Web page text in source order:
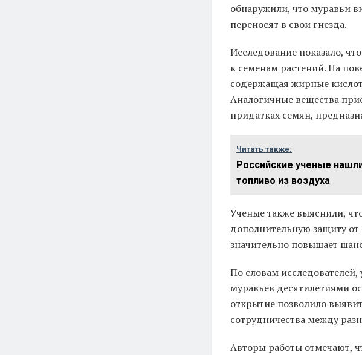
обнаружили, что муравьи
переносят в свои гнезда.
Исследование показало,
к семенам растений. На
содержащая жирные
Аналогичные вещества
придатках семян,
Читать также:
Российские ученые
топливо из воздуха
Ученые также выяснили,
дополнительную защиту от
значительно повышает
По словам
муравьев десятилетиями
открытие позволило
сотрудничества между
Авторы работы отмечают,